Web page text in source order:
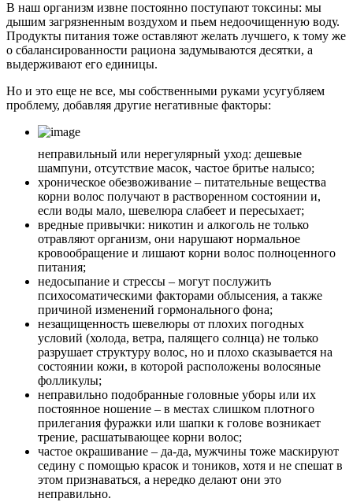
В наш организм извне постоянно поступают токсины: мы
дышим загрязненным воздухом и пьем недоочищенную воду.
Продукты питания тоже оставляют желать лучшего, к тому же
о сбалансированности рациона задумываются десятки, а
выдерживают его единицы.
Но и это еще не все, мы собственными руками усугубляем
проблему, добавляя другие негативные факторы:
неправильный или нерегулярный уход: дешевые
шампуни, отсутствие масок, частое бритье налысо;
хроническое обезвоживание – питательные вещества
корни волос получают в растворенном состоянии и,
если воды мало, шевелюра слабеет и пересыхает;
вредные привычки: никотин и алкоголь не только
отравляют организм, они нарушают нормальное
кровообращение и лишают корни волос полноценного
питания;
недосыпание и стрессы – могут послужить
психосоматическими факторами облысения, а также
причиной изменений гормонального фона;
незащищенность шевелюры от плохих погодных
условий (холода, ветра, палящего солнца) не только
разрушает структуру волос, но и плохо сказывается на
состоянии кожи, в которой расположены волосяные
фолликулы;
неправильно подобранные головные уборы или их
постоянное ношение – в местах слишком плотного
прилегания фуражки или шапки к голове возникает
трение, расшатывающее корни волос;
частое окрашивание – да-да, мужчины тоже маскируют
седину с помощью красок и тоников, хотя и не спешат в
этом признаваться, а нередко делают они это
неправильно.